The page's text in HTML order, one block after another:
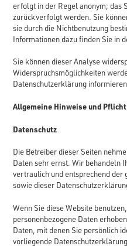
erfolgt in der Regel anonym; das
zurückverfolgt werden. Sie
sie durch die Nichtbenutzung
Informationen dazu finden Sie in
Sie können dieser Analyse
Widerspruchsmöglichkeiten
Datenschutzerklärung
Allgemeine Hinweise und
Datenschutz
Die Betreiber dieser Seiten
Daten sehr ernst. Wir behandeln
vertraulich und entsprechend der
sowie dieser
Wenn Sie diese Website
personenbezogene Daten
Daten, mit denen Sie persönlich
vorliegende